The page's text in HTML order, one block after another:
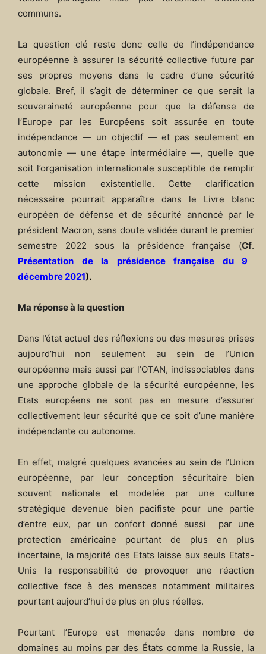
communs.
La question clé reste donc celle de l’indépendance
européenne à assurer la sécurité collective future par
ses propres moyens dans le cadre d’une sécurité
globale. Bref, il s’agit de déterminer ce que serait la
souveraineté européenne pour que la défense de
l’Europe par les Européens soit assurée en toute
indépendance — un objectif — et pas seulement en
autonomie — une étape intermédiaire —, quelle que
soit l’organisation internationale susceptible de remplir
cette mission existentielle. Cette clarification
nécessaire pourrait apparaître dans le Livre blanc
européen de défense et de sécurité annoncé par le
président Macron, sans doute validée durant le premier
semestre 2022 sous la présidence française (Cf.
Présentation de la présidence française du 9
décembre 2021).
Ma réponse à la question
Dans l’état actuel des réflexions ou des mesures prises
aujourd’hui non seulement au sein de l’Union
européenne mais aussi par l’OTAN, indissociables dans
une approche globale de la sécurité européenne, les
Etats européens ne sont pas en mesure d’assurer
collectivement leur sécurité que ce soit d’une manière
indépendante ou autonome.
En effet, malgré quelques avancées au sein de l’Union
européenne, par leur conception sécuritaire bien
souvent nationale et modelée par une culture
stratégique devenue bien pacifiste pour une partie
d’entre eux, par un confort donné aussi par une
protection américaine pourtant de plus en plus
incertaine, la majorité des Etats laisse aux seuls Etats-
Unis la responsabilité de provoquer une réaction
collective face à des menaces notamment militaires
pourtant aujourd’hui de plus en plus réelles.
Pourtant l’Europe est menacée dans nombre de
domaines au moins par des États comme la Russie, la